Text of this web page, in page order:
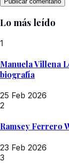
Lo más leído
1
Manuela Villena
biografía
25 Feb 2026
2
Ramsey Ferrero
23 Feb 2026
3